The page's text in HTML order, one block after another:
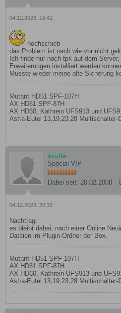
04.12.2023, 18:42
hochschieb
das Problem ist nach wie vor nicht
Ich finde nur noch tpk auf dem
Erweiterungen installiert werden
Musste wieder meine alte Sicherung
Mutant HD51 SPF-107H
AX HD61 SPF-87H
AX HD60, Kathrein UFS913 und
Astra-Eutel 13,19,23,28 Multischalter-
stulle
Special VIP
Dabei seit: 20.02.2008
04.12.2023, 22:32
Nachtrag:
es bleibt dabei, nach einer Online
Dateien im Plugin-Ordner der Box.
Mutant HD51 SPF-107H
AX HD61 SPF-87H
AX HD60, Kathrein UFS913 und
Astra-Eutel 13,19,23,28 Multischalter-